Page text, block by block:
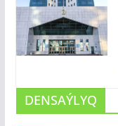
DENSAÝLYQ